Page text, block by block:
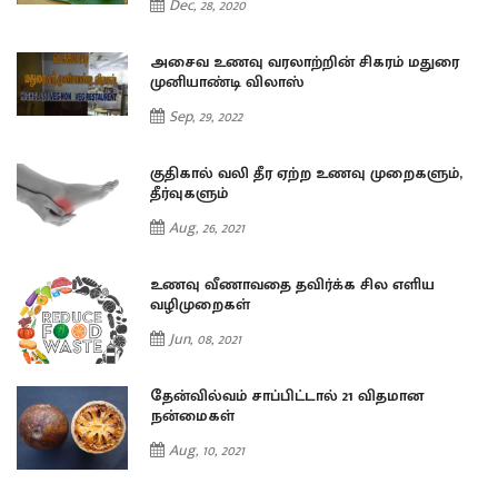
Dec, 28, 2020
அசைவ உணவு வரலாற்றின் சிகரம் மதுரை
முனியாண்டி விலாஸ்
Sep, 29, 2022
குதிகால் வலி தீர ஏற்ற உணவு முறைகளும்,
தீர்வுகளும்
Aug, 26, 2021
உணவு வீணாவதை தவிர்க்க சில எளிய
வழிமுறைகள்
Jun, 08, 2021
தேன்வில்வம் சாப்பிட்டால் 21 விதமான
நன்மைகள்
Aug, 10, 2021